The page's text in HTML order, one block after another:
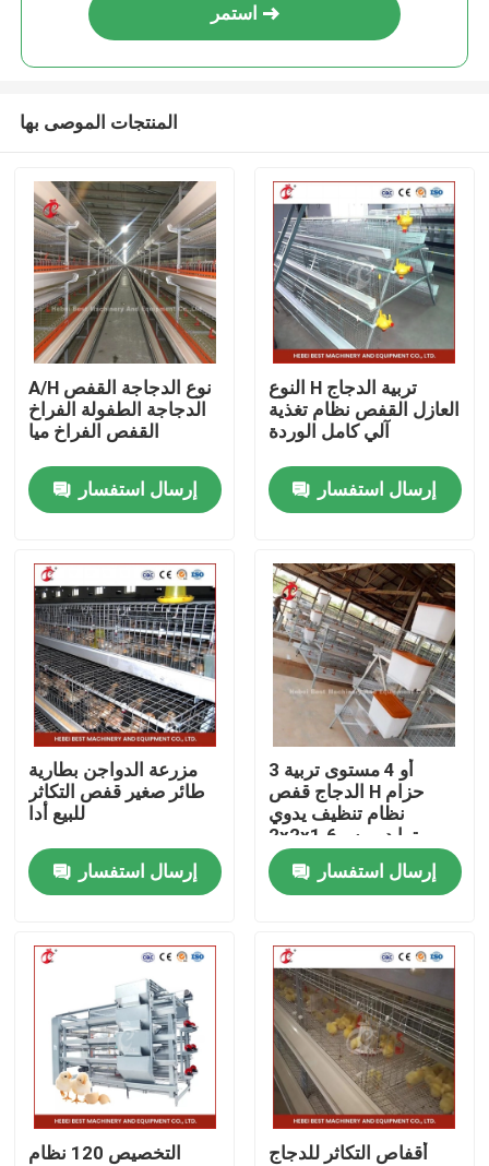
حول بنا
إتصال
المنتجات
نظام قفص بطارية الدواجن
نظام قفص البطارية طبقة
نظام قفص تربية الدواجن
قفص طبقة الدواجن
قفص بطارية الدجاج للبيع
قفص دجاج التسمين
استمر
المنتجات الموصى بها
A/H نوع الدجاجة القفص
الدجاجة الطفولة الفراخ
القفص الفراخ ميا
إرسال استفسار
النوع H تربية الدجاج
العازل القفص نظام تغذية
آلي كامل الوردة
إرسال استفسار
مزرعة الدواجن بطارية
طائر صغير قفص التكاثر
للبيع أدا
إرسال استفسار
3 أو 4 مستوى تربية
الدجاج قفص H حزام
نظام تنظيف يدوي
2x2x1.6مترا دوريس
إرسال استفسار
التخصيص 120 نظام
أقفاص التكاثر للدجاج